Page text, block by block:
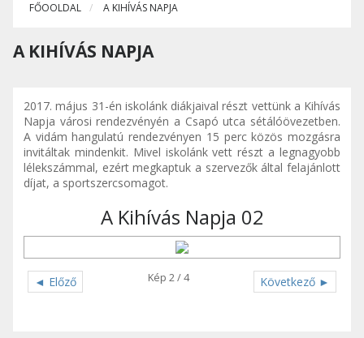
FŐOOLDAL A KIHÍVÁS NAPJA
A KIHÍVÁS NAPJA
2017. május 31-én iskolánk diákjaival részt vettünk a Kihívás
Napja városi rendezvényén a Csapó utca sétálóövezetben.
A vidám hangulatú rendezvényen 15 perc közös mozgásra
invitáltak mindenkit. Mivel iskolánk vett részt a legnagyobb
lélekszámmal, ezért megkaptuk a szervezők által felajánlott
díjat, a sportszercsomagot.
A Kihívás Napja 02
◄ Előző Következő ►
Kép 2 / 4